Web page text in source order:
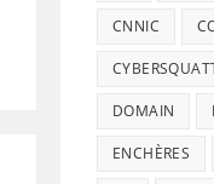
CNNIC
DOMAIN
ENCHÈRES